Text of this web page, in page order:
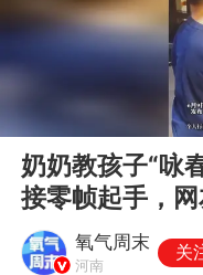
奶奶教孩子“咏
接零帧起手，
就快急眼了
氧气周末
河南
关